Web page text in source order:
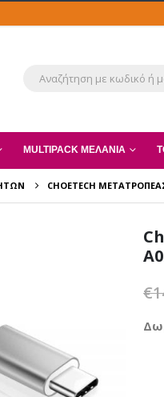
MULTIPACK ΜΕΛΆΝΙΑ
CHOETECH
€